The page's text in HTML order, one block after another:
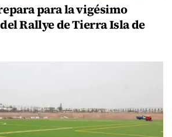
para la vigésimo
Rallye de Tierra Isla de